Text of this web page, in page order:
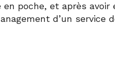
en poche, et après avoir
d’un service